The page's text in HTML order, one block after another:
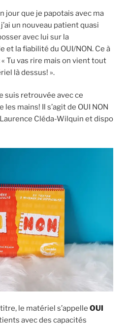
jour que je papotais avec ma
un nouveau patient quasi
avec lui sur la
et la fiabilité du OUI/NON. Ce à
« Tu vas rire mais on vient tout
là dessus! ».
suis retrouvée avec ce
mains! Il s’agit de OUI NON
Cléda-Wilquin et dispo
le matériel s’appelle OUI
avec des capacités